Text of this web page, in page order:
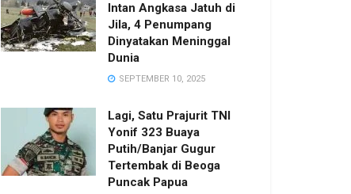
Intan Angkasa Jatuh di
Jila, 4 Penumpang
Dinyatakan Meninggal
Dunia
SEPTEMBER 10, 2025
Lagi, Satu Prajurit TNI
Yonif 323 Buaya
Putih/Banjar Gugur
Tertembak di Beoga
Puncak Papua